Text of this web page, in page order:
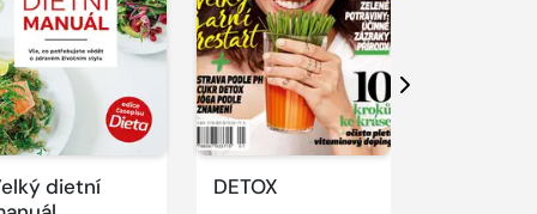
dietní
DETOX
Další